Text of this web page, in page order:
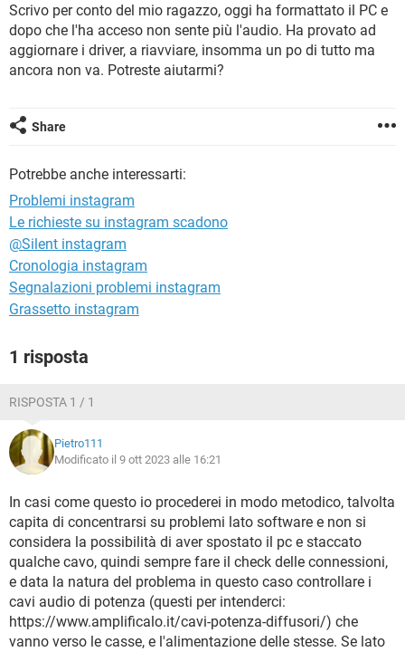
HARDWARE
INSTAGRAM WHATSAPP
TIKTOK FACEBOOK
HARDWARE
WINDOWS 10
INSTAGRAM WHATSAPP
HARDWARE
Scrivo per conto del mio ragazzo, oggi ha formattato il PC e
dopo che l'ha acceso non sente più l'audio. Ha provato ad
aggiornare i driver, a riavviare, insomma un po di tutto ma
ancora non va. Potreste aiutarmi?
Share
Potrebbe anche interessarti:
Problemi instagram
Le richieste su instagram scadono
@Silent instagram
Cronologia instagram
Segnalazioni problemi instagram
Grassetto instagram
1 risposta
RISPOSTA 1 / 1
Pietro111
Modificato il 9 ott 2023 alle 16:21
In casi come questo io procederei in modo metodico, talvolta
capita di concentrarsi su problemi lato software e non si
considera la possibilità di aver spostato il pc e staccato
qualche cavo, quindi sempre fare il check delle connessioni,
e data la natura del problema in questo caso controllare i
cavi audio di potenza (questi per intenderci:
https://www.amplificalo.it/cavi-potenza-diffusori/) che
vanno verso le casse, e l'alimentazione delle stesse. Se lato